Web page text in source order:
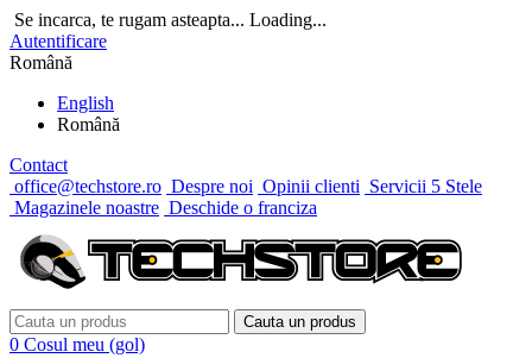
Se incarca, te rugam asteapta... Loading...
Autentificare
Română
English
Română
Contact
office@techstore.ro Despre noi Opinii clienti Servicii 5 Stele
Magazinele noastre Deschide o franciza
Cauta un produs
0 Cosul meu (gol)